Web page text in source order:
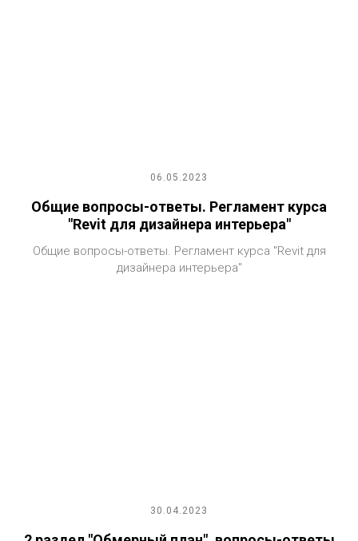
06.05.2023
Общие вопросы-ответы. Регламент курса
"Revit для дизайнера интерьера"
Общие вопросы-ответы. Регламент курса "Revit для
дизайнера интерьера"
30.04.2023